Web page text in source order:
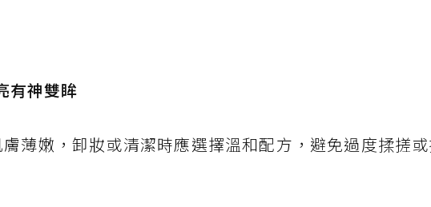
有神雙眸
薄嫩，卸妝或清潔時應選擇溫和配方，避免過度揉搓